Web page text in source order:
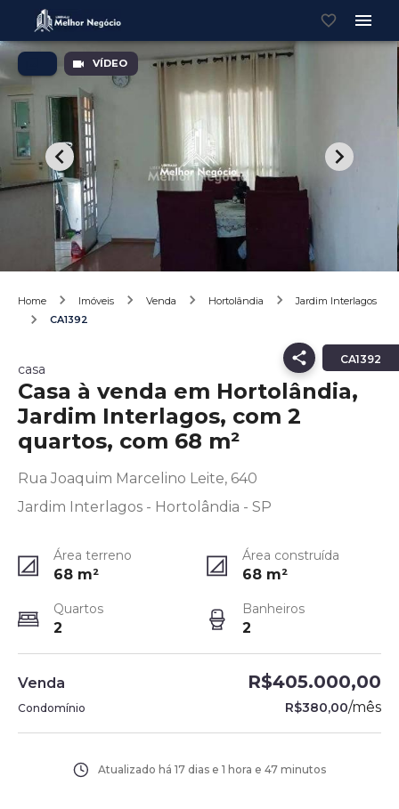
VÍDEO
Home Imóveis Venda Hortolândia
Jardim Interlagos
CA1392
CA1392
casa
Casa à venda em Hortolândia,
Jardim Interlagos, com 2
quartos, com 68 m²
Rua Joaquim Marcelino Leite, 640
Jardim Interlagos - Hortolândia - SP
Área terreno
68 m²
Área construída
68 m²
Quartos
2
Banheiros
2
Venda R$405.000,00
Condomínio R$380,00/mês
Atualizado há 17 dias e 1 hora e 47 minutos